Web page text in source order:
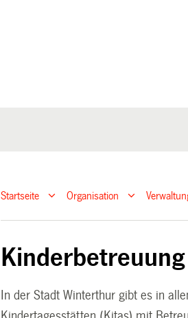
Startseite Organisation
In der Stadt Winterthur gibt es in